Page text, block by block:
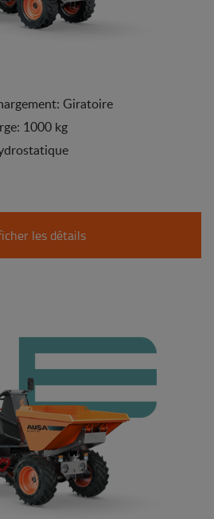
Giratoire
1000 kg
les détails